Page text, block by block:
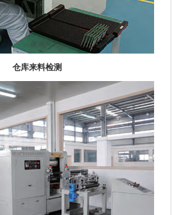
仓库来料检测